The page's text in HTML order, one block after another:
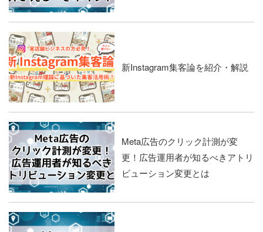
新Instagram集客論を紹介・解説
Meta広告のクリック計測が変
更！広告運用者が知るべきアトリ
ビューション変更とは